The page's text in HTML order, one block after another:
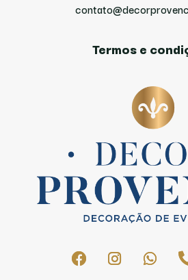
Termos e